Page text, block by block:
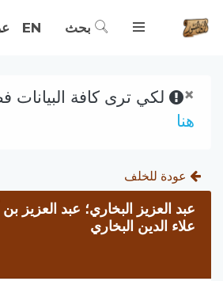
بحث EN
× لكي ترى كافة البيانات
هنا
عودة للخلف
عبد العزيز البخاري؛ عبد العزيز
علاء الدين البخاري